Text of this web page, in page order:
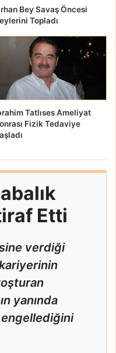
Bey Savaş Öncesi
Topladı
Tatlıses Ameliyat
Fizik Tedaviye
Etti
verdiği
yanında
engellediğini